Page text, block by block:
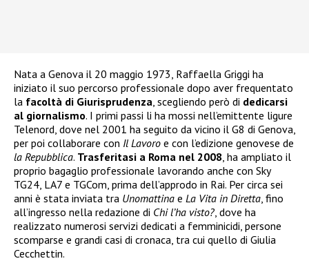
Nata a Genova il 20 maggio 1973, Raffaella Griggi ha
iniziato il suo percorso professionale dopo aver frequentato
la facoltà di Giurisprudenza , scegliendo però di dedicarsi
al giornalismo. I primi passi li ha mossi nell’emittente ligure
Telenord, dove nel 2001 ha seguito da vicino il G8 di Genova,
per poi collaborare con Il Lavoro e con l’edizione genovese de
la Repubblica. Trasferitasi a Roma nel 2008 , ha ampliato il
proprio bagaglio professionale lavorando anche con Sky
TG24, LA7 e TGCom, prima dell’approdo in Rai. Per circa sei
anni è stata inviata tra Unomattina e La Vita in Diretta , fino
all’ingresso nella redazione di Chi l’ha visto? , dove ha
realizzato numerosi servizi dedicati a femminicidi, persone
scomparse e grandi casi di cronaca, tra cui quello di Giulia
Cecchettin.